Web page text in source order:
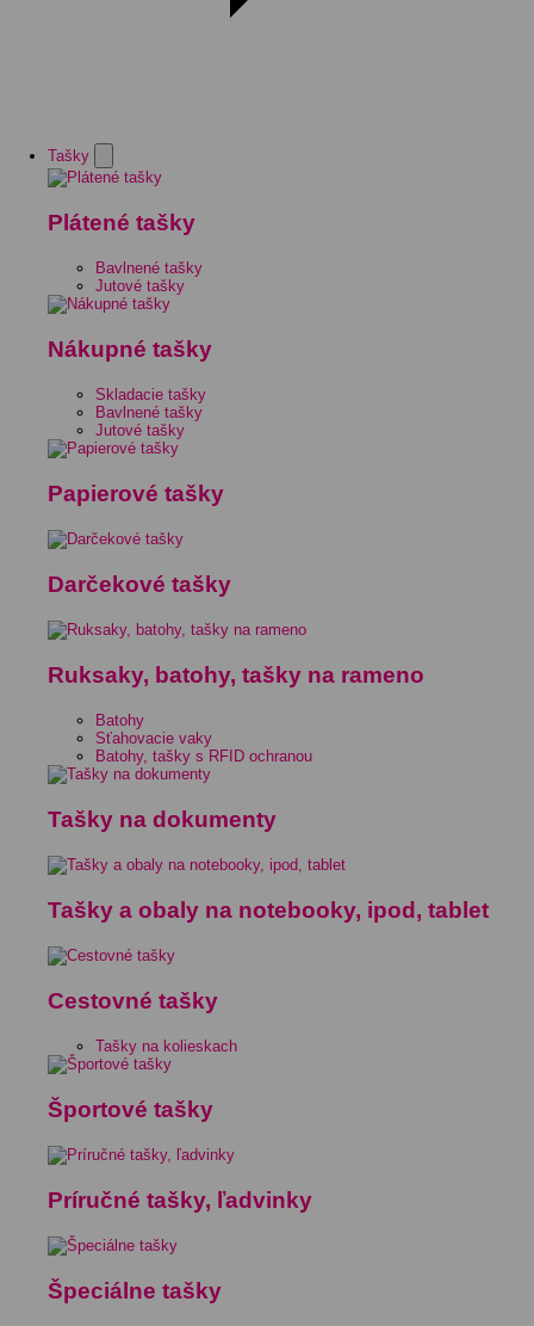
Tašky
Plátené tašky
Bavlnené tašky
Jutové tašky
Nákupné tašky
Skladacie tašky
Bavlnené tašky
Jutové tašky
Papierové tašky
Darčekové tašky
Ruksaky, batohy, tašky na rameno
Batohy
Sťahovacie vaky
Batohy, tašky s RFID ochranou
Tašky na dokumenty
Tašky a obaly na notebooky, ipod, tablet
Cestovné tašky
Tašky na kolieskach
Športové tašky
Príručné tašky, ľadvinky
Špeciálne tašky